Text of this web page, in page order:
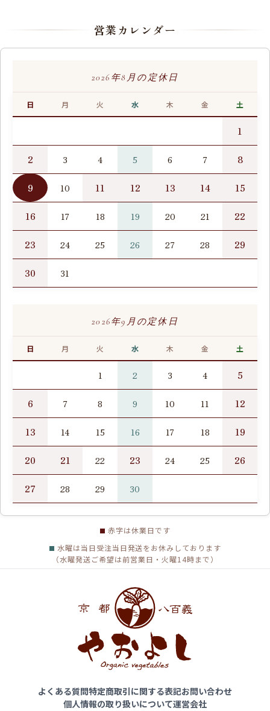
営業カレンダー
2026年8月の定休日
日 月 火 水 木 金 土
1
2 3 4 5 6 7 8
9 10 11 12 13 14 15
16 17 18 19 20 21 22
23 24 25 26 27 28 29
30 31
2026年9月の定休日
日 月 火 水 木 金 土
1 2 3 4 5
6 7 8 9 10 11 12
13 14 15 16 17 18 19
20 21 22 23 24 25 26
27 28 29 30
赤字は休業日です
水曜は当日受注当日発送をお休みしております
（水曜発送ご希望は前営業日・火曜14時まで）
よくある質問特定商取引に関する表記お問い合わせ
個人情報の取り扱いについて運営会社